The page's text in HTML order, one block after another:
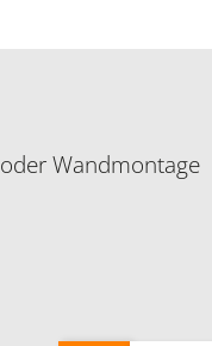
Wandmontage